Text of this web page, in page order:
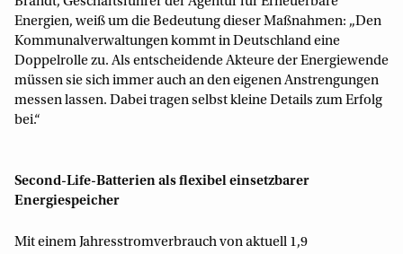
Energien, weiß um die Bedeutung dieser Maßnahmen: „Den
Kommunalverwaltungen kommt in Deutschland eine
Doppelrolle zu. Als entscheidende Akteure der Energiewende
müssen sie sich immer auch an den eigenen Anstrengungen
messen lassen. Dabei tragen selbst kleine Details zum Erfolg
bei.“
Second-Life-Batterien als flexibel einsetzbarer
Energiespeicher
Mit einem Jahresstromverbrauch von aktuell 1,9